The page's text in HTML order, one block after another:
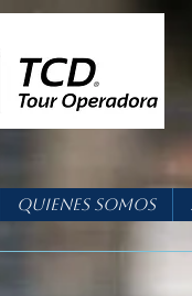
Quienes Somos